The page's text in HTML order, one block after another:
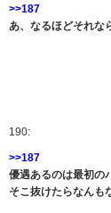
>>187
あ、なるほどそれな
190:
>>187
優遇あるのは最初の
そこ抜けたらなんも